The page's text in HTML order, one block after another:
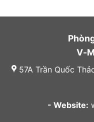
V-
57A Trần Quốc
- Website: